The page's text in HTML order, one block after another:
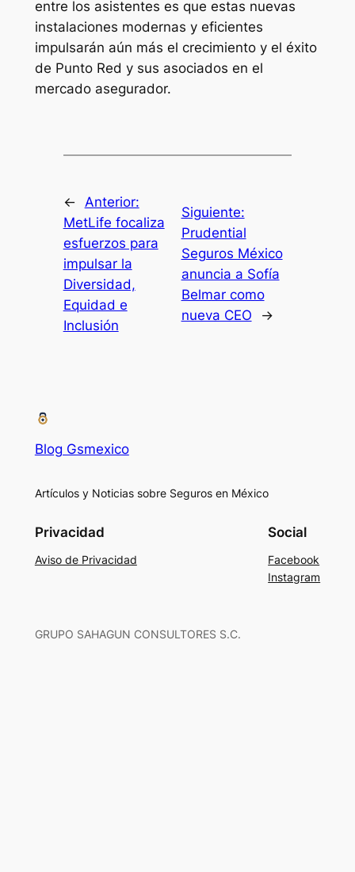
entre los asistentes es que estas nuevas
instalaciones modernas y eficientes
impulsarán aún más el crecimiento y el éxito
de Punto Red y sus asociados en el
mercado asegurador.
←
Anterior:
MetLife focaliza
esfuerzos para
impulsar la
Diversidad,
Equidad e
Inclusión
Siguiente:
Prudential
Seguros México
anuncia a Sofía
Belmar como
nueva CEO
→
Blog Gsmexico
Artículos y Noticias sobre Seguros en México
Privacidad
Aviso de Privacidad
Social
Facebook
Instagram
GRUPO SAHAGUN CONSULTORES S.C.